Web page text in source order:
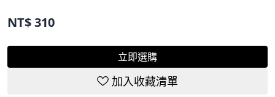
NT$310
立即選購
加入收藏清單